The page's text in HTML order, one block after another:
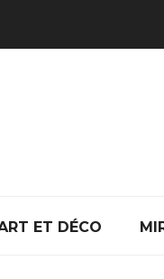
ET DÉCO